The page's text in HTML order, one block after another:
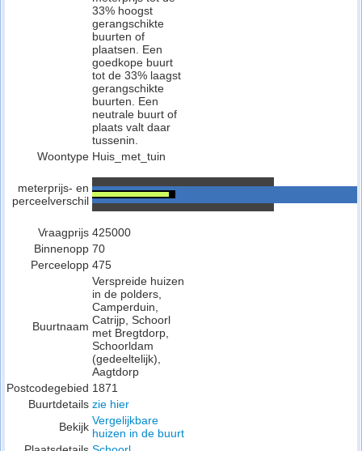
33% hoogst
gerangschikte
buurten of
plaatsen. Een
goedkope buurt
tot de 33% laagst
gerangschikte
buurten. Een
neutrale buurt of
plaats valt daar
tussenin.
Woontype Huis_met_tuin
meterprijs- en
perceelverschil
Vraagprijs 425000
Binnenopp 70
Perceelopp 475
Buurtnaam
Verspreide huizen
in de polders,
Camperduin,
Catrijp, Schoorl
met Bregtdorp,
Schoorldam
(gedeeltelijk),
Aagtdorp
Postcodegebied 1871
Buurtdetails zie hier
Bekijk Vergelijkbare
huizen in de buurt